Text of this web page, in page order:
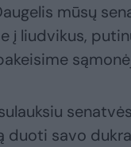
mūsų
į liudvikus,
duoti savo